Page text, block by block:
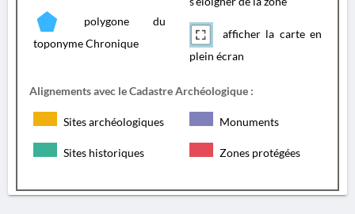
polygone du
toponyme Chronique
afficher la carte en
plein écran
Alignements avec le Cadastre Archéologique :
Sites archéologiques Monuments
Sites historiques Zones protégées